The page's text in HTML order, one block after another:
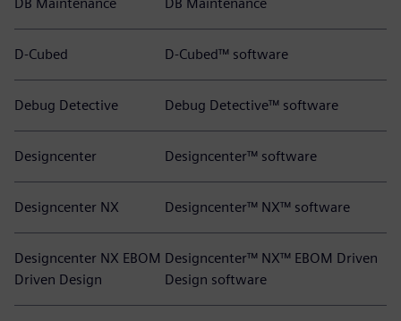
D-Cubed D-Cubed™ software
Debug Detective Debug Detective™ software
Designcenter Designcenter™ software
Designcenter NX Designcenter™ NX™ software
Designcenter NX EBOM
Driven Design
Designcenter™ NX™ EBOM Driven
Design software